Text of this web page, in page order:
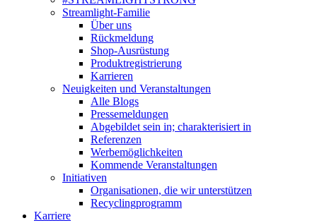
Streamlight-Familie
Über uns
Rückmeldung
Shop-Ausrüstung
Produktregistrierung
Karrieren
Neuigkeiten und Veranstaltungen
Alle Blogs
Pressemeldungen
Abgebildet sein in; charakterisiert in
Referenzen
Werbemöglichkeiten
Kommende Veranstaltungen
Initiativen
Organisationen, die wir unterstützen
Recyclingprogramm
Karriere